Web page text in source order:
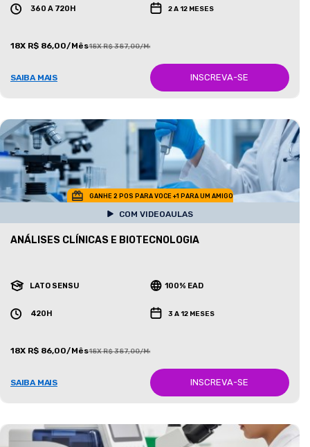
360 A 720H 2 A 12 MESES
18X R$ 86,00/Mês18X R$ 387,00/Mês
SAIBA MAIS INSCREVA-SE
GANHE 2 POS PARA VOCE +1 PARA UM AMIGO
COM VIDEOAULAS
ANÁLISES CLÍNICAS E BIOTECNOLOGIA
LATO SENSU 100% EAD
420H 3 A 12 MESES
18X R$ 86,00/Mês18X R$ 387,00/Mês
SAIBA MAIS INSCREVA-SE